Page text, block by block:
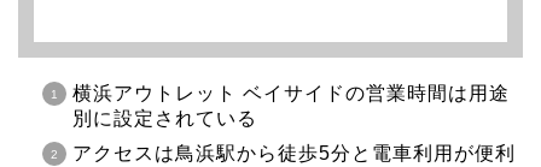
横浜アウトレット ベイサイドの営業時間は用途
別に設定されている
アクセスは鳥浜駅から徒歩5分と電車利用が便利